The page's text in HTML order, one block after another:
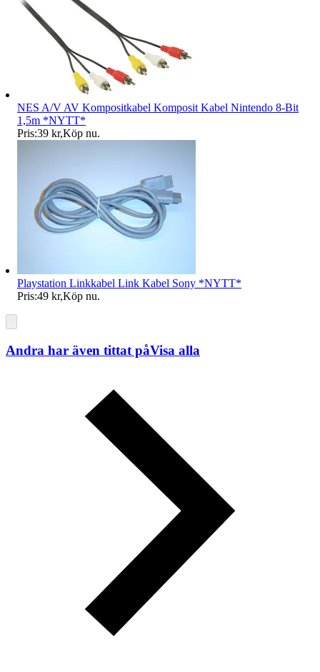
NES A/V AV Kompositkabel Komposit Kabel Nintendo 8-Bit
1,5m *NYTT*
Pris:39 kr,Köp nu.
Playstation Linkkabel Link Kabel Sony *NYTT*
Pris:49 kr,Köp nu.
Andra har även tittat påVisa alla